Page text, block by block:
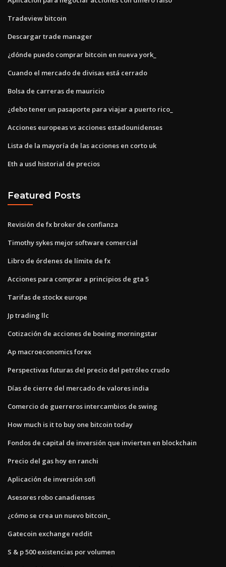
Tradeview bitcoin
Descargar trade manager
¿dónde puedo comprar bitcoin en nueva york_
Cuando el mercado de divisas está cerrado
Bolsa de carreras de mauricio
¿debo tener un pasaporte para viajar a puerto rico_
Acciones europeas vs acciones estadounidenses
Lista de la mayoría de las acciones en corto uk
Eth a usd historial de precios
Featured Posts
Revisión de fx broker de confianza
Timothy sykes mejor software comercial
Libro de órdenes de límite de fx
Acciones para comprar a principios de gta 5
Tarifas de stockx europe
Jp trading llc
Cotización de acciones de boeing morningstar
Ap macroeconomics forex
Perspectivas futuras del precio del petróleo crudo
Días de cierre del mercado de valores india
Comercio de guerreros intercambios de swing
How much is it to buy one bitcoin today
Fondos de capital de inversión que invierten en blockchain
Precio del gas hoy en ranchi
Aplicación de inversión sofi
Asesores robo canadienses
¿cómo se crea un nuevo bitcoin_
Gatecoin exchange reddit
S & p 500 existencias por volumen